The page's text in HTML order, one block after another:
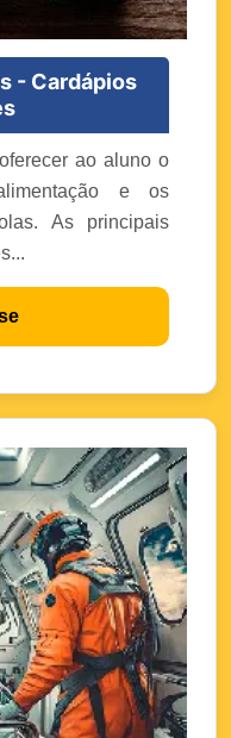
- Cardápios
ao aluno o
e os
As principais